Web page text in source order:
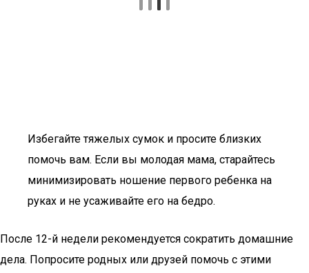
Избегайте тяжелых сумок и просите близких
помочь вам. Если вы молодая мама, старайтесь
минимизировать ношение первого ребенка на
руках и не усаживайте его на бедро.
После 12-й недели рекомендуется сократить домашние
дела. Попросите родных или друзей помочь с этими